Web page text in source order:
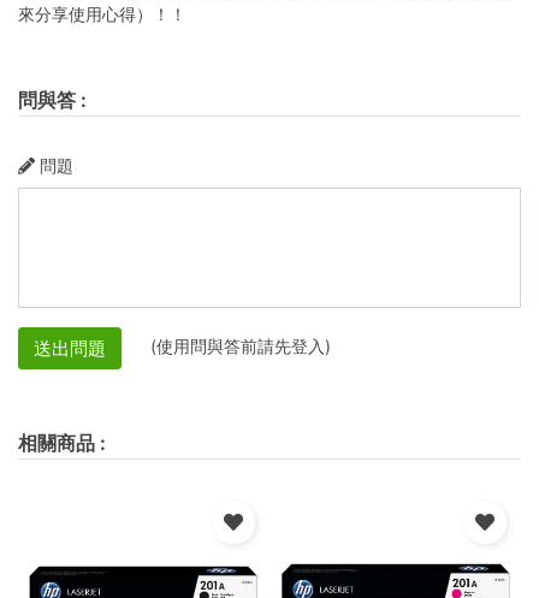
來分享使用心得）！！
問與答 :
問題
送出問題 (使用問與答前請先登入)
相關商品 :